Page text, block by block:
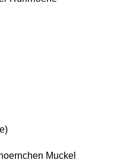
Muckel